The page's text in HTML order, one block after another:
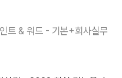
트 & 워드 - 기본+회사실무